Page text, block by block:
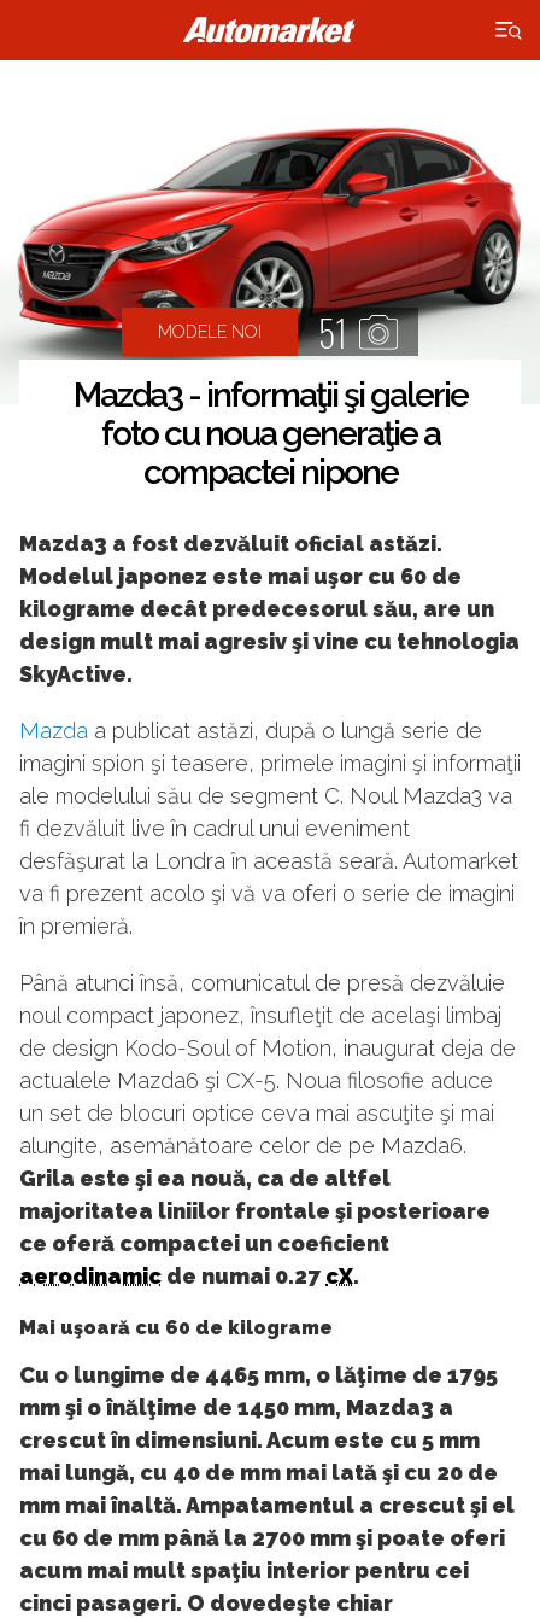
×
MODELE NOI 51
Mazda3 - informaţii şi galerie
foto cu noua generaţie a
compactei nipone
Mazda3 a fost dezvăluit oficial astăzi.
Modelul japonez este mai uşor cu 60 de
kilograme decât predecesorul său, are un
design mult mai agresiv şi vine cu tehnologia
SkyActive.
Mazda a publicat astăzi, după o lungă serie de
imagini spion şi teasere, primele imagini şi informaţii
ale modelului său de segment C. Noul Mazda3 va
fi dezvăluit live în cadrul unui eveniment
desfăşurat la Londra în această seară. Automarket
va fi prezent acolo şi vă va oferi o serie de imagini
în premieră.
Până atunci însă, comunicatul de presă dezvăluie
noul compact japonez, însufleţit de acelaşi limbaj
de design Kodo-Soul of Motion, inaugurat deja de
actualele Mazda6 şi CX-5. Noua filosofie aduce
un set de blocuri optice ceva mai ascuţite şi mai
alungite, asemănătoare celor de pe Mazda6.
Grila este şi ea nouă, ca de altfel
majoritatea liniilor frontale şi posterioare
ce oferă compactei un coeficient
aerodinamic de numai 0.27 cX.
Mai uşoară cu 60 de kilograme
Cu o lungime de 4465 mm, o lăţime de 1795
mm şi o înălţime de 1450 mm, Mazda3 a
crescut în dimensiuni. Acum este cu 5 mm
mai lungă, cu 40 de mm mai lată şi cu 20 de
mm mai înaltă. Ampatamentul a crescut şi el
cu 60 de mm până la 2700 mm şi poate oferi
acum mai mult spaţiu interior pentru cei
cinci pasageri. O dovedeşte chiar